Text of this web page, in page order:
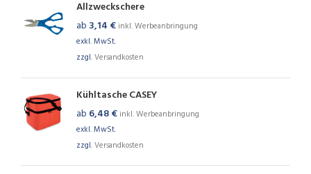
Allzweckschere
ab 3,14 € inkl. Werbeanbringung
exkl. MwSt.
zzgl.Versandkosten
Kühltasche CASEY
ab 6,48€ inkl. Werbeanbringung
exkl. MwSt.
zzgl.Versandkosten